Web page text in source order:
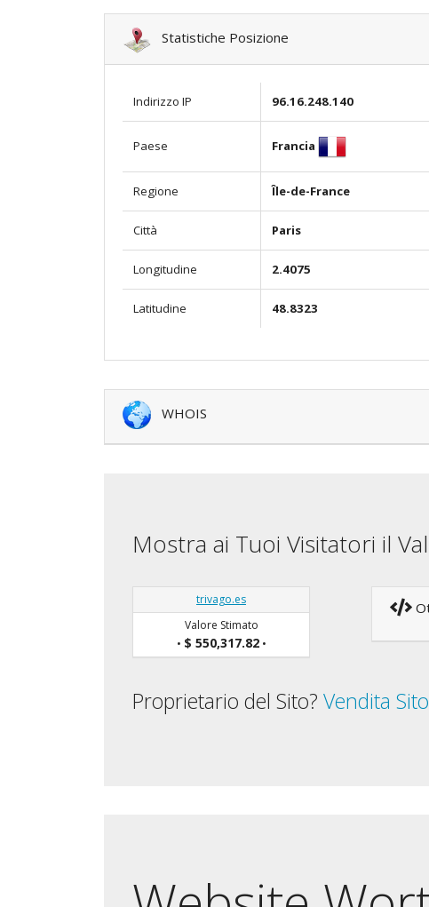
Statistiche Posizione
Indirizzo IP 96.16.248.140
Paese Francia
Regione Île-de-France
Città Paris
Longitudine 2.4075
Latitudine 48.8323
WHOIS
Mostra ai Tuoi Visitatori il
trivago.es
Valore Stimato
• $ 550,317.82•
Proprietario del Sito? Vendita